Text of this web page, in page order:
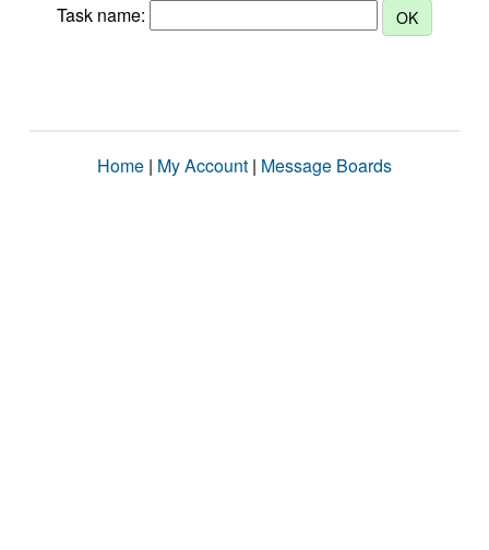
Task name:
Home | My Account | Message Boards